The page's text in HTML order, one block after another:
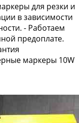
для резки и
в зависимости
- Работаем
предоплате.
маркеры 10W